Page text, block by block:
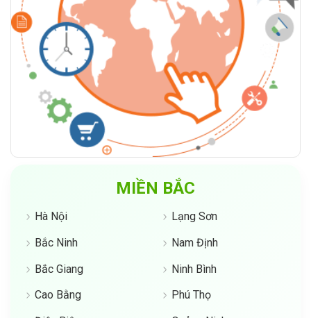
MIỀN BẮC
Hà Nội
Bắc Ninh
Bắc Giang
Cao Bằng
Lạng Sơn
Nam Định
Ninh Bình
Phú Thọ